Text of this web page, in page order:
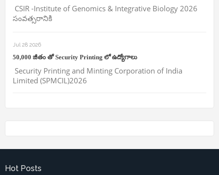
CSIR -Institute of Genomics & Integrative Biology 2026
సంవత్సరానికి
Jul 28 2026
50,000 జీతం తో Security Printing లో ఉద్యోగాలు
Security Printing and Minting Corporation of India
Limited (SPMCIL)2026
Hot Posts